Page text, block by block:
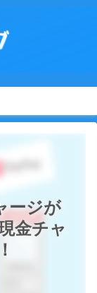
ージが
金チャ